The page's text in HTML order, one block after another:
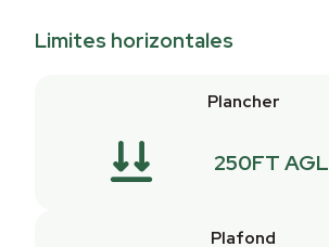
Limites horizontales
Plancher
250FT AGL
Plafond